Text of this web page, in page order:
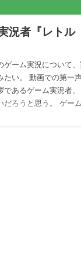
況者『レトル
ゲーム実況について
たい。 動画での第一
であるゲーム実況者、
だろうと思う。 ゲー